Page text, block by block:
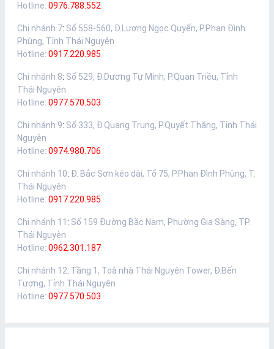
Hotline: 0976.788.552
Chi nhánh 7: Số 558-560, Đ.Lương Ngọc Quyến, P.Phan Đình
Phùng, Tỉnh Thái Nguyên
Hotline: 0917.220.985
Chi nhánh 8: Số 529, Đ.Dương Tự Minh, P.Quan Triều, Tỉnh
Thái Nguyên
Hotline: 0977.570.503
Chi nhánh 9: Số 333, Đ.Quang Trung, P.Quyết Thắng, Tỉnh Thái
Nguyên
Hotline: 0974.980.706
Chi nhánh 10: Đ. Bắc Sơn kéo dài, Tổ 75, P.Phan Đình Phùng, T.
Thái Nguyên
Hotline: 0917.220.985
Chi nhánh 11 : Số 159 Đường Bắc Nam, Phường Gia Sàng, TP.
Thái Nguyên
Hotline: 0962.301.187
Chi nhánh 12: Tầng 1, Toà nhà Thái Nguyên Tower, Đ.Bến
Tượng, Tỉnh Thái Nguyên
Hotline: 0977.570.503